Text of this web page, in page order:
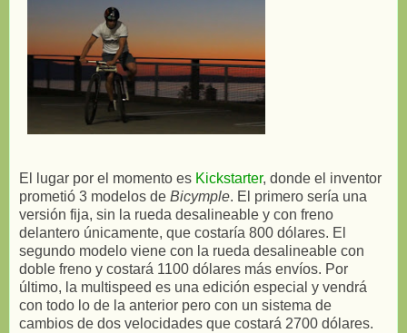
El lugar por el momento es Kickstarter, donde el inventor
prometió 3 modelos de Bicymple. El primero sería una
versión fija, sin la rueda desalineable y con freno
delantero únicamente, que costaría 800 dólares. El
segundo modelo viene con la rueda desalineable con
doble freno y costará 1100 dólares más envíos. Por
último, la multispeed es una edición especial y vendrá
con todo lo de la anterior pero con un sistema de
cambios de dos velocidades que costará 2700 dólares.